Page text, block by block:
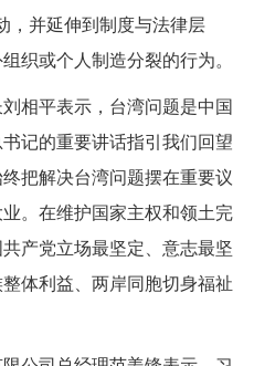
，并延伸到制度与法律层
织或个人制造分裂的行为。
相平表示，台湾问题是中国
记的重要讲话指引我们回望
把解决台湾问题摆在重要议
。在维护国家主权和领土完
产党立场最坚定、意志最坚
体利益、两岸同胞切身福祉